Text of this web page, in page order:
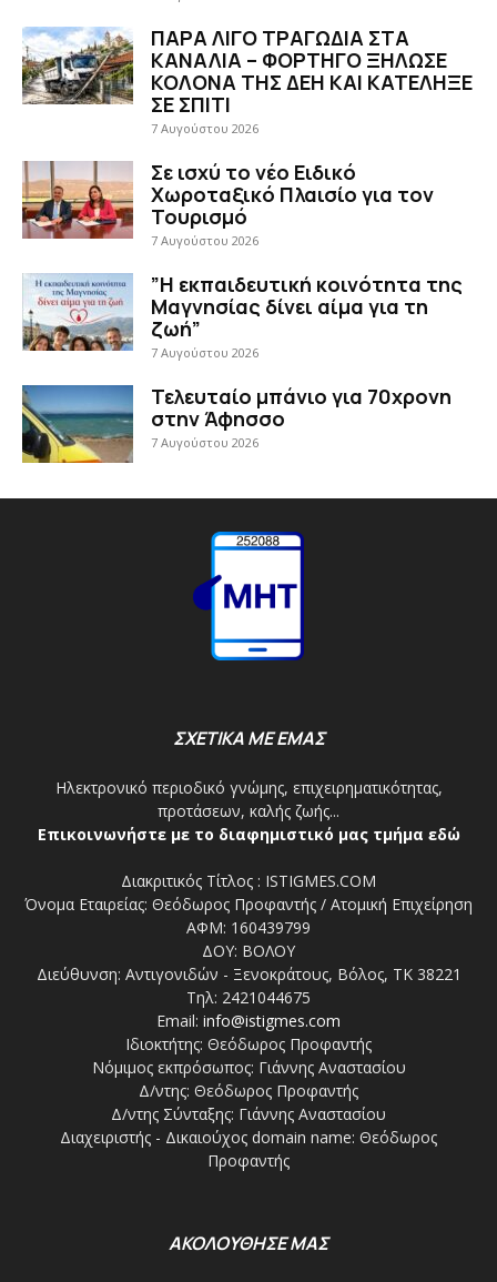
ΠΑΡΑ ΛΙΓΟ ΤΡΑΓΩΔΙΑ ΣΤΑ
ΚΑΝΑΛΙΑ – ΦΟΡΤΗΓΟ ΞΗΛΩΣΕ
ΚΟΛΟΝΑ ΤΗΣ ΔΕΗ ΚΑΙ ΚΑΤΕΛΗΞΕ
ΣΕ ΣΠΙΤΙ
7 Αυγούστου 2026
Σε ισχύ το νέο Ειδικό
Χωροταξικό Πλαισίο για τον
Τουρισμό
7 Αυγούστου 2026
”Η εκπαιδευτική κοινότητα της
Μαγνησίας δίνει αίμα για τη
ζωή”
7 Αυγούστου 2026
Τελευταίο μπάνιο για 70χρονη
στην Άφησσο
7 Αυγούστου 2026
ΣΧΕΤΙΚΑ ΜΕ ΕΜΑΣ
Ηλεκτρονικό περιοδικό γνώμης, επιχειρηματικότητας,
προτάσεων, καλής ζωής...
Επικοινωνήστε με το διαφημιστικό μας τμήμα εδώ
Διακριτικός Τίτλος : ISTIGMES.COM
Όνομα Εταιρείας: Θεόδωρος Προφαντής / Ατομική Επιχείρηση
ΑΦΜ: 160439799
ΔΟΥ: ΒΟΛΟΥ
Διεύθυνση: Αντιγονιδών - Ξενοκράτους, Βόλος, ΤΚ 38221
Τηλ: 2421044675
Email: info@istigmes.com
Ιδιοκτήτης: Θεόδωρος Προφαντής
Νόμιμος εκπρόσωπος: Γιάννης Αναστασίου
Δ/ντης: Θεόδωρος Προφαντής
Δ/ντης Σύνταξης: Γιάννης Αναστασίου
Διαχειριστής - Δικαιούχος domain name: Θεόδωρος
Προφαντής
ΑΚΟΛΟΥΘΗΣΕ ΜΑΣ